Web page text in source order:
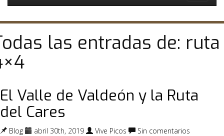
las entradas de: ruta
El Valle de Valdeón y la Ruta
del Cares
Blog abril 30th, 2019 Vive Picos
Sin comentarios